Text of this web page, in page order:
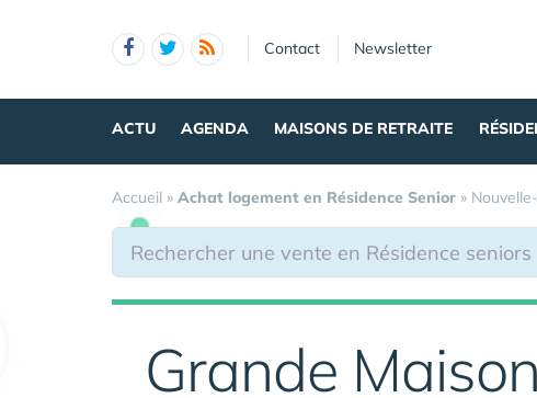
Contact Newsletter
ACTU AGENDA MAISONS DE RETRAITE
Accueil » Achat logement en Résidence Senior »
Grande